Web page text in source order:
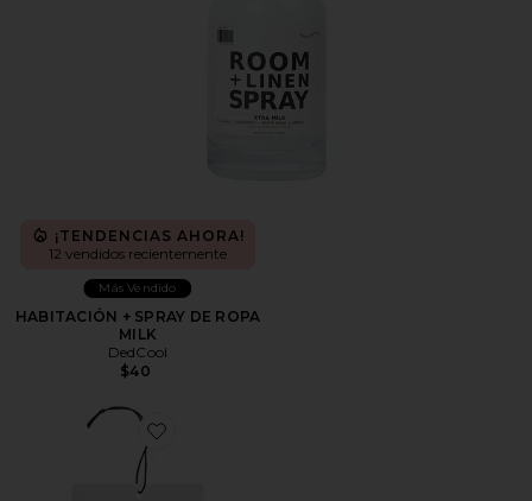
¡TENDENCIAS AHORA!
12 vendidos recientemente
Más Vendido
HABITACIÓN + SPRAY DE ROPA
MILK
DedCool
$40
Favorite AMBIENTADOR DE COCHE